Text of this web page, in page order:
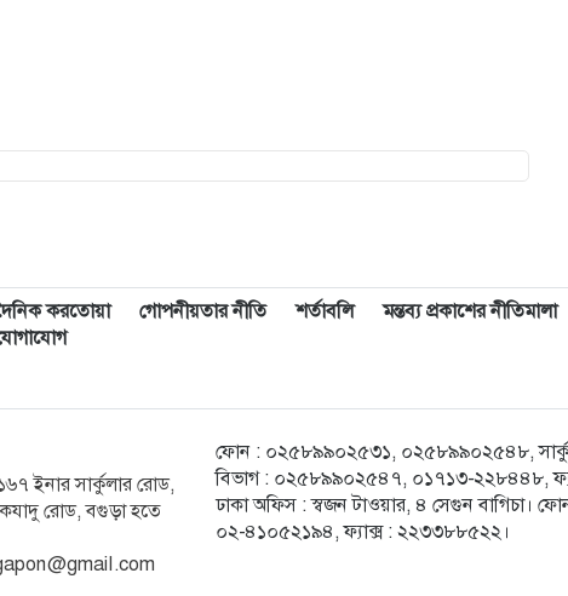
করতোয়া গোপনীয়তার নীতি শর্তাবলি মন্তব্য প্রকাশের নীতিমালা
ইনার সার্কুলার রোড,
রোড, বগুড়া হতে
ফোন : ০২৫৮৯৯০২৫৩১, ০২৫৮৯৯০২৫৪৮,
বিভাগ : ০২৫৮৯৯০২৫৪৭, ০১৭১৩-২২৮৪৪৮,
ঢাকা অফিস : স্বজন টাওয়ার, ৪ সেগুন
০২-৪১০৫২১৯৪, ফ্যাক্স : ২২৩৩৮৮৫২২।